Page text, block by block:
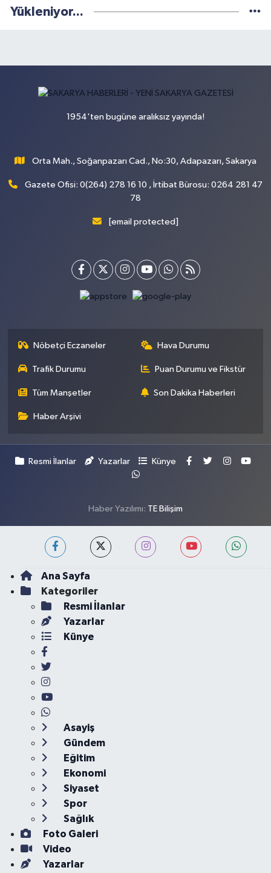
Yükleniyor...
1954'ten bugüne aralıksız yayında!
Orta Mah., Soğanpazarı Cad., No:30, Adapazarı, Sakarya
Gazete Ofisi: 0(264) 278 16 10 , İrtibat Bürosu: 0264 281 47
78
[email protected]
Nöbetçi Eczaneler Hava Durumu
Trafik Durumu Puan Durumu ve Fikstür
Tüm Manşetler Son Dakika Haberleri
Haber Arşivi
Resmi İlanlar Yazarlar Künye
Haber Yazılımı: TE Bilişim
Ana Sayfa
Kategoriler
Resmi İlanlar
Yazarlar
Künye
Asayiş
Gündem
Eğitim
Ekonomi
Siyaset
Spor
Sağlık
Foto Galeri
Video
Yazarlar